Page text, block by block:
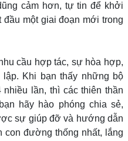
cảm hơn, tự tin để khởi
một giai đoạn mới trong
cầu hợp tác, sự hòa hợp,
Khi bạn thấy những bộ
lần, thì các thiên thần
hãy hào phóng chia sẻ,
sự giúp đỡ và hướng dẫn
đường thống nhất, lắng